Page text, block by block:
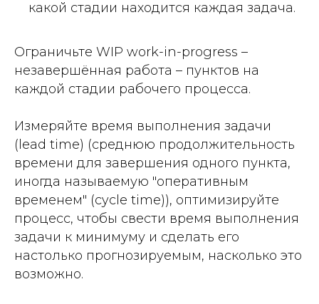
какой стадии находится каждая задача.
Ограничьте WIP work-in-progress –
незавершённая работа – пунктов на
каждой стадии рабочего процесса.
Измеряйте время выполнения задачи
(lead time) (среднюю продолжительность
времени для завершения одного пункта,
иногда называемую "оперативным
временем" (cycle time)), оптимизируйте
процесс, чтобы свести время выполнения
задачи к минимуму и сделать его
настолько прогнозируемым, насколько это
возможно.